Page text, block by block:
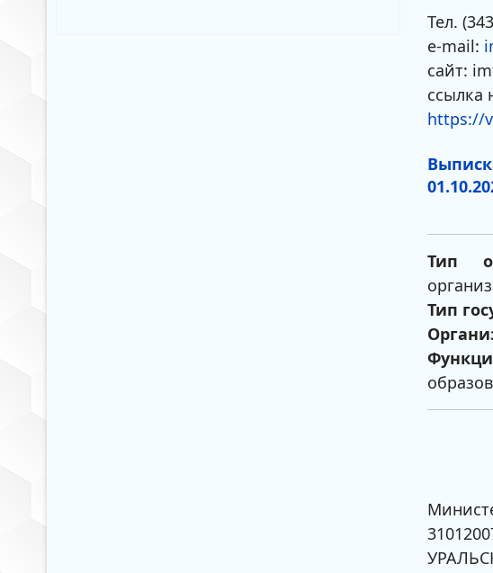
Тел.
e-mail:
сайт:
ссылка
https://
Тип
Тип